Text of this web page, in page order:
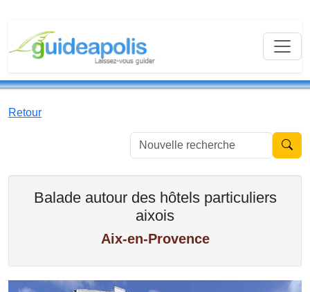
Retour
Balade autour des hôtels particuliers
aixois
Aix-en-Provence